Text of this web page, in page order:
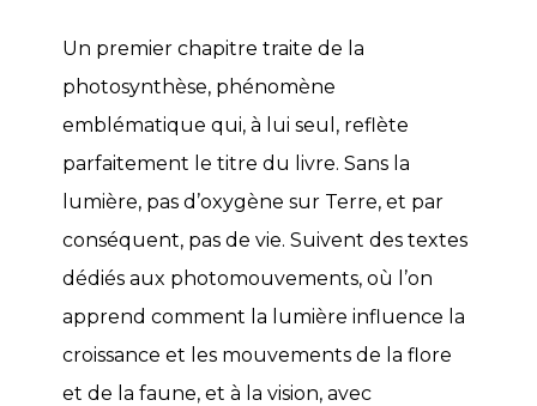
Un premier chapitre traite de la
photosynthèse, phénomène
emblématique qui, à lui seul, reflète
parfaitement le titre du livre. Sans la
lumière, pas d’oxygène sur Terre, et par
conséquent, pas de vie. Suivent des textes
dédiés aux photomouvements, où l’on
apprend comment la lumière influence la
croissance et les mouvements de la flore
et de la faune, et à la vision, avec